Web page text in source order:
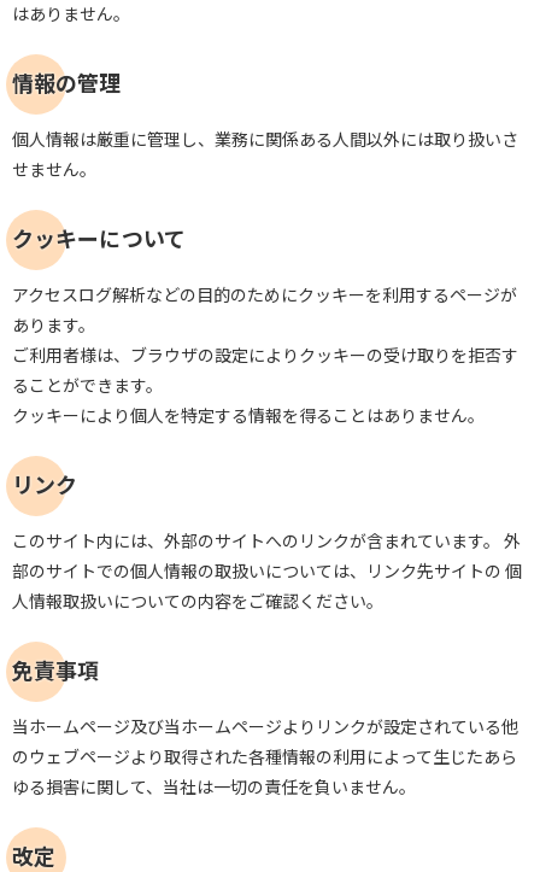
はありません。
情報の管理
個人情報は厳重に管理し、業務に関係ある人間以外には取り扱いさ
せません。
クッキーについて
アクセスログ解析などの目的のためにクッキーを利用するページが
あります。
ご利用者様は、ブラウザの設定によりクッキーの受け取りを拒否す
ることができます。
クッキーにより個人を特定する情報を得ることはありません。
リンク
このサイト内には、外部のサイトへのリンクが含まれています。 外
部のサイトでの個人情報の取扱いについては、リンク先サイトの 個
人情報取扱いについての内容をご確認ください。
免責事項
当ホームページ及び当ホームページよりリンクが設定されている他
のウェブページより取得された各種情報の利用によって生じたあら
ゆる損害に関して、当社は一切の責任を負いません。
改定